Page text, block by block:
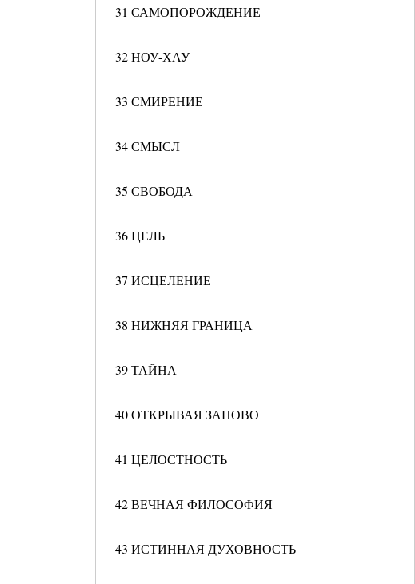
31 САМОПОРОЖДЕНИЕ
32 НОУ-ХАУ
33 СМИРЕНИЕ
34 СМЫСЛ
35 СВОБОДА
36 ЦЕЛЬ
37 ИСЦЕЛЕНИЕ
38 НИЖНЯЯ ГРАНИЦА
39 ТАЙНА
40 ОТКРЫВАЯ ЗАНОВО
41 ЦЕЛОСТНОСТЬ
42 ВЕЧНАЯ ФИЛОСОФИЯ
43 ИСТИННАЯ ДУХОВНОСТЬ